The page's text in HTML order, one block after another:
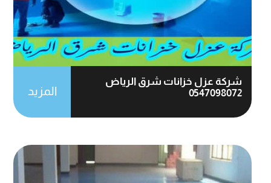
شركة عزل خزانات شرق الرياض
0547098072
المزيد